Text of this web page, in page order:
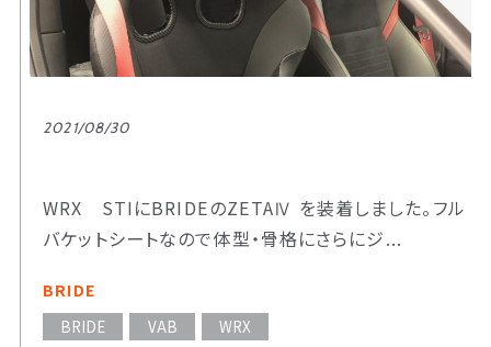
2021/08/30
WRX STIにBRIDEのZETAⅣ を装着しました。フル
バケットシートなので体型・骨格にさらにジ...
BRIDE
BRIDE
VAB WRX